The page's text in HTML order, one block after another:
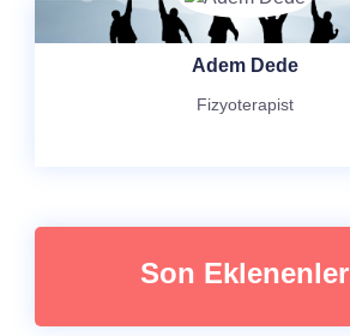
Adem Dede
Fizyoterapist
Son Eklenenler